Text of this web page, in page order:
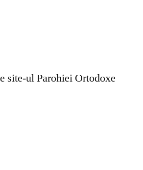
site-ul Parohiei Ortodoxe